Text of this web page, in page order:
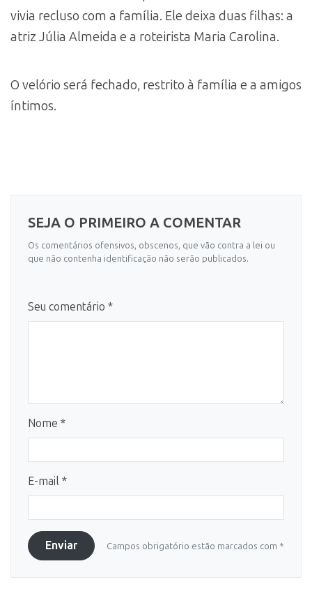
vivia recluso com a família. Ele deixa duas filhas: a
atriz Júlia Almeida e a roteirista Maria Carolina.
O velório será fechado, restrito à família e a amigos
íntimos.
SEJA O PRIMEIRO A COMENTAR
Os comentários ofensivos, obscenos, que vão contra a lei ou
que não contenha identificação não serão publicados.
Seu comentário *
Nome *
E-mail *
Enviar Campos obrigatório estão marcados com *